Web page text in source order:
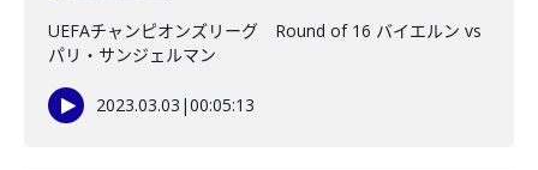
UEFAチャンピオンズリーグ Round of 16 バイエルン vs
パリ・サンジェルマン
2023.03.03 |00:05:13